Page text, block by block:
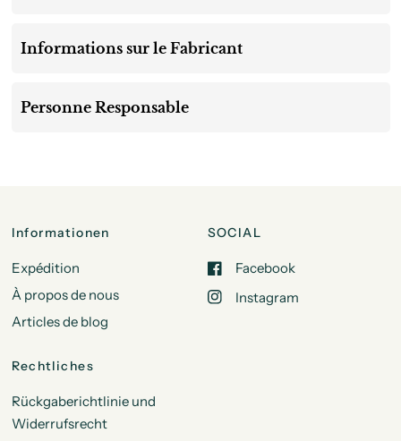
Informations sur le Fabricant
Personne Responsable
Informationen
Expédition
À propos de nous
Articles de blog
SOCIAL
Facebook
Instagram
Rechtliches
Rückgaberichtlinie und
Widerrufsrecht